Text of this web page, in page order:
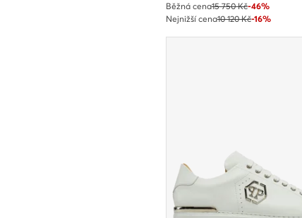
Běžná cena15 750 Kč-46%
Nejnižší cena10 120 Kč-16%